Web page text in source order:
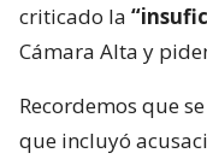
criticado la
Cámara Alta y
Recordemos que
que incluyó